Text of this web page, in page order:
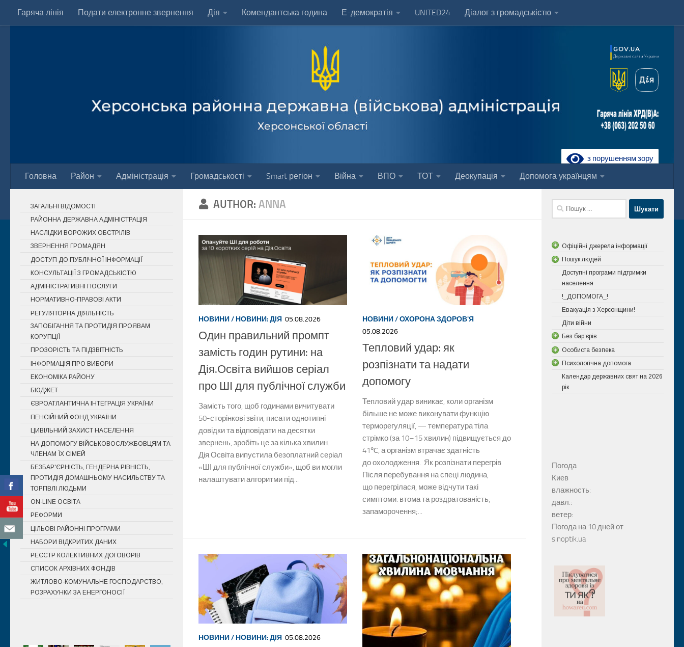
Skip to content
Гаряча лінія Подати електронне звернення Дія Комендантська година Е-демократія UNITED24 Діалог з громадськістю
з порушенням зору
Головна Район Адміністрація Громадськості Smart регіон Війна ВПО ТОТ Деокупація Допомога українцям
AUTHOR: ANNA
НОВИНИ/ НОВИНИ: ДІЯ 05.08.2026
Один правильний промпт
замість годин рутини: на
Дія.Освіта вийшов серіал
про ШІ для публічної служби
Замість того, щоб годинами вичитувати
50-сторінкові звіти, писати однотипні
довідки та відповідати на десятки
звернень, зробіть це за кілька хвилин.
Дія.Освіта випустила безоплатний серіал
«ШІ для публічної служби», щоб ви могли
налаштувати алгоритми під...
НОВИНИ/ОХОРОНА ЗДОРОВ'Я
05.08.2026
Тепловий удар: як
розпізнати та надати
допомогу
Тепловий удар виникає, коли організм
більше не може виконувати функцію
терморегуляції, — температура тіла
стрімко (за 10–15 хвилин) підвищується до
41℃, а організм втрачає здатність
до охолодження. Як розпізнати перегрів
Після перебування на спеці людина,
що перегрілася, може відчути такі
симптоми: втома та роздратованість;
запаморочення;...
НОВИНИ/ НОВИНИ: ДІЯ 05.08.2026
ЗАГАЛЬНІ ВІДОМОСТІ
РАЙОННА ДЕРЖАВНА АДМІНІСТРАЦІЯ
НАСЛІДКИ ВОРОЖИХ ОБСТРІЛІВ
ЗВЕРНЕННЯ ГРОМАДЯН
ДОСТУП ДО ПУБЛІЧНОЇ ІНФОРМАЦІЇ
КОНСУЛЬТАЦІЇ З ГРОМАДСЬКІСТЮ
АДМІНІСТРАТИВНІ ПОСЛУГИ
НОРМАТИВНО-ПРАВОВІ АКТИ
РЕГУЛЯТОРНА ДІЯЛЬНІСТЬ
ЗАПОБІГАННЯ ТА ПРОТИДІЯ ПРОЯВАМ
КОРУПЦІЇ
ПРОЗОРІСТЬ ТА ПІДЗВІТНІСТЬ
ІНФОРМАЦІЯ ПРО ВИБОРИ
ЕКОНОМІКА РАЙОНУ
БЮДЖЕТ
ЄВРОАТЛАНТИЧНА ІНТЕГРАЦІЯ УКРАЇНИ
ПЕНСІЙНИЙ ФОНД УКРАЇНИ
ЦИВІЛЬНИЙ ЗАХИСТ НАСЕЛЕННЯ
НА ДОПОМОГУ ВІЙСЬКОВОСЛУЖБОВЦЯМ ТА
ЧЛЕНАМ ЇХ СІМЕЙ
БЕЗБАР'ЄРНІСТЬ, ГЕНДЕРНА РІВНІСТЬ,
ПРОТИДІЯ ДОМАШНЬОМУ НАСИЛЬСТВУ ТА
ТОРГІВЛІ ЛЮДЬМИ
ON-LINE ОСВІТА
РЕФОРМИ
ЦІЛЬОВІ РАЙОННІ ПРОГРАМИ
НАБОРИ ВІДКРИТИХ ДАНИХ
РЕЄСТР КОЛЕКТИВНИХ ДОГОВОРІВ
СПИСОК АРХІВНИХ ФОНДІВ
ЖИТЛОВО-КОМУНАЛЬНЕ ГОСПОДАРСТВО,
РОЗРАХУНКИ ЗА ЕНЕРГОНОСІЇ
Пошук:
Офіційні джерела інформації
Пошук людей
Доступні програми підтримки
населення
!_ДОПОМОГА_!
Евакуація з Херсонщини!
Діти війни
Без бар’єрів
Особиста безпека
Психологічна допомога
Календар державних свят на 2026
рік
Погода
Киев
влажность:
давл.:
ветер:
Погода на 10 дней от
sinoptik.ua